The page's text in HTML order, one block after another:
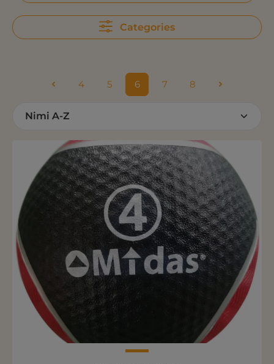
Categories
Sivu
4 Sivu
5 Sivu
6 Sivu
7 Sivu
8